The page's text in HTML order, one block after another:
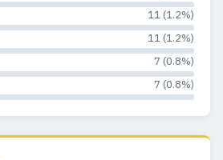
11 (1.2%)
11 (1.2%)
7 (0.8%)
7 (0.8%)